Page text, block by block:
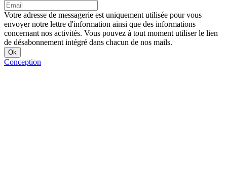
Votre adresse de messagerie est uniquement utilisée pour vous
envoyer notre lettre d'information ainsi que des informations
concernant nos activités. Vous pouvez à tout moment utiliser le lien
de désabonnement intégré dans chacun de nos mails.
Conception